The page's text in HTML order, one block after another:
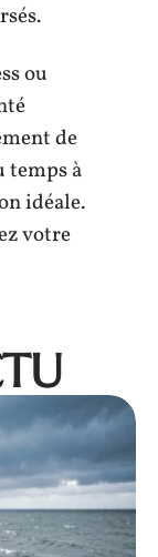
ou
de
temps à
idéale.
votre